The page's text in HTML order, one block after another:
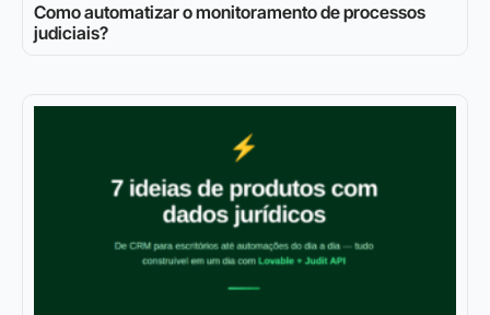
Como automatizar o monitoramento de processos
judiciais?